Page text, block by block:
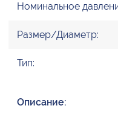
Номинальное
Размер/Диаметр:
Тип:
Описание: